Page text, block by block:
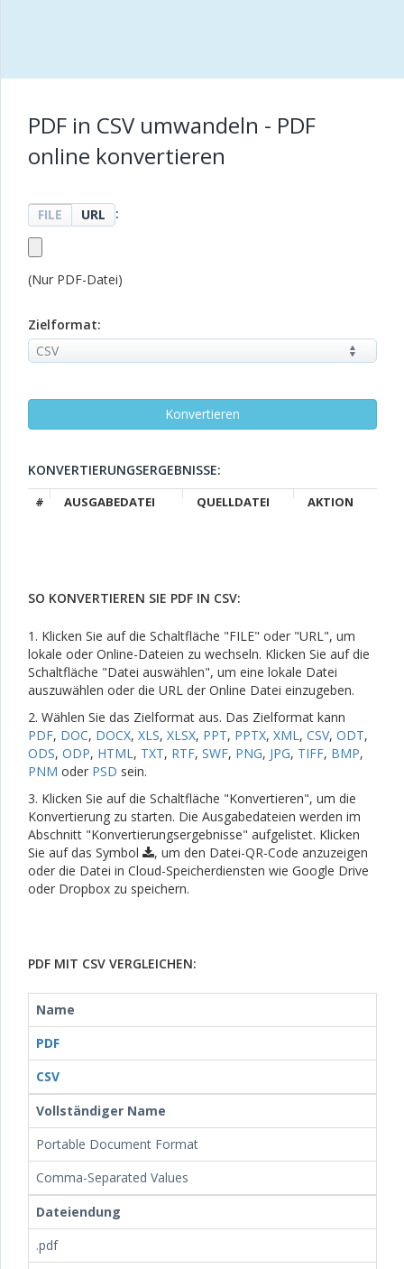
PDF in CSV umwandeln - PDF
online konvertieren
FILE URL :
(Nur PDF-Datei)
Zielformat:
KONVERTIERUNGSERGEBNISSE:
# AUSGABEDATEI QUELLDATEI AKTION
SO KONVERTIEREN SIE PDF IN CSV:
1. Klicken Sie auf die Schaltfläche "FILE" oder "URL", um
lokale oder Online-Dateien zu wechseln. Klicken Sie auf die
Schaltfläche "Datei auswählen", um eine lokale Datei
auszuwählen oder die URL der Online Datei einzugeben.
2. Wählen Sie das Zielformat aus. Das Zielformat kann
PDF, DOC, DOCX, XLS, XLSX, PPT, PPTX, XML, CSV, ODT,
ODS, ODP, HTML, TXT, RTF, SWF, PNG, JPG, TIFF, BMP,
PNM oder PSD sein.
3. Klicken Sie auf die Schaltfläche "Konvertieren", um die
Konvertierung zu starten. Die Ausgabedateien werden im
Abschnitt "Konvertierungsergebnisse" aufgelistet. Klicken
Sie auf das Symbol
, um den Datei-QR-Code anzuzeigen
oder die Datei in Cloud-Speicherdiensten wie Google Drive
oder Dropbox zu speichern.
PDF MIT CSV VERGLEICHEN:
Name
PDF
CSV
Vollständiger Name
Portable Document Format
Comma-Separated Values
Dateiendung
.pdf